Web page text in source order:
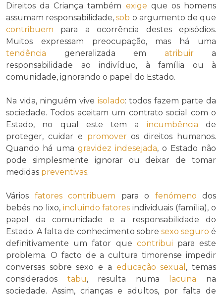
Direitos da Criança também exige que os homens
assumam responsabilidade,sob o argumento de que
contribuem para a ocorrência destes episódios.
Muitos expressam preocupação, mas há uma
tendência generalizada em atribuira
responsabilidade ao indivíduo, à família ou à
comunidade, ignorando o papel do Estado.
Na vida, ninguém vive isolado: todos fazem parte da
sociedade. Todos aceitam um contrato social com o
Estado, no qual este tem a incumbência de
proteger, cuidar e promoveros direitos humanos.
Quando há uma gravidez indesejada, o Estado não
pode simplesmente ignorar ou deixar de tomar
medidas preventivas.
Vários fatores contribuem para o fenómeno dos
bebés no lixo, incluindo fatores individuais (família), o
papel da comunidade e a responsabilidade do
Estado. A falta de conhecimento sobre sexo seguro é
definitivamente um fator que contribui para este
problema. O facto de a cultura timorense impedir
conversas sobre sexo e a educação sexual , temas
considerados tabu, resulta numa lacuna na
sociedade. Assim, crianças e adultos, por falta de